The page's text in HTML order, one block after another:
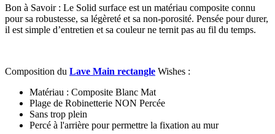
Bon à Savoir : Le Solid surface est un matériau composite connu
pour sa robustesse, sa légèreté et sa non-porosité. Pensée pour durer,
il est simple d’entretien et sa couleur ne ternit pas au fil du temps.
Composition du Lave Main rectangle Wishes :
Matériau : Composite Blanc Mat
Plage de Robinetterie NON Percée
Sans trop plein
Percé à l'arrière pour permettre la fixation au mur